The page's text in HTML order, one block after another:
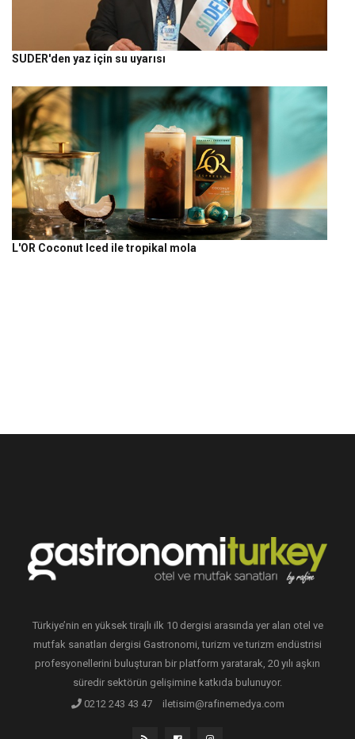
SUDER'den yaz için su uyarısı
L'OR Coconut Iced ile tropikal mola
Türkiye’nin en yüksek tirajlı ilk 10 dergisi arasında yer alan otel ve
mutfak sanatları dergisi Gastronomi, turizm ve turizm endüstrisi
profesyonellerini buluşturan bir platform yaratarak, 20 yılı aşkın
süredir sektörün gelişimine katkıda bulunuyor.
0212 243 43 47
iletisim@rafinemedya.com